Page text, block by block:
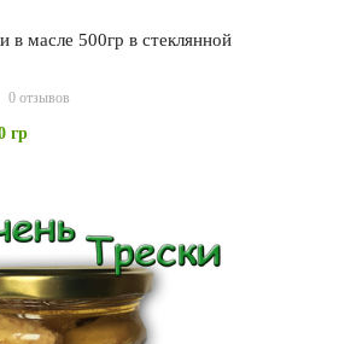
в масле 500гр в стеклянной
0 отзывов
гр